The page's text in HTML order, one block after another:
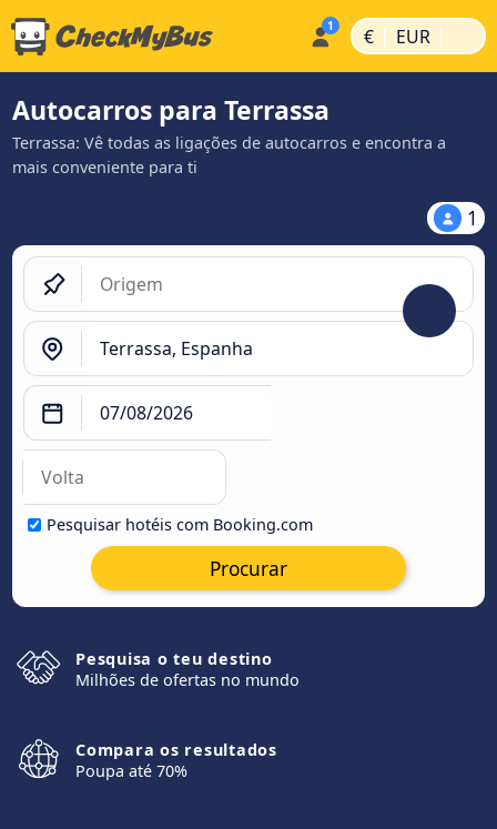
€ | EUR |
Autocarros para Terrassa
Terrassa: Vê todas as ligações de autocarros e encontra a
mais conveniente para ti
1
Pesquisar hotéis com Booking.com
Procurar
Pesquisa o teu destino
Milhões de ofertas no mundo
Compara os resultados
Poupa até 70%